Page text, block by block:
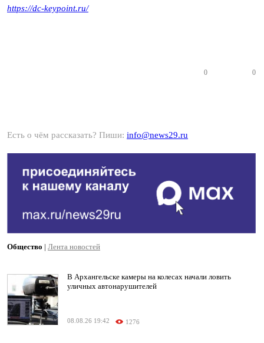
https://dc-keypoint.ru/
0 0
Есть о чём рассказать? Пиши: info@news29.ru
Общество | Лента новостей
В Архангельске камеры на колесах начали ловить
уличных автонарушителей
08.08.26 19:42 1276